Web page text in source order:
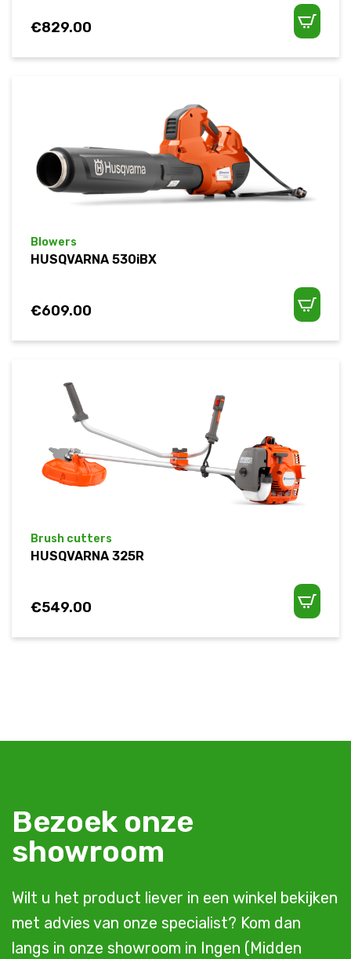
€829.00
Blowers
HUSQVARNA 530iBX
€609.00
Brush cutters
HUSQVARNA 325R
€549.00
Bezoek onze
showroom
Wilt u het product liever in een winkel bekijken
met advies van onze specialist? Kom dan
langs in onze showroom in Ingen (Midden